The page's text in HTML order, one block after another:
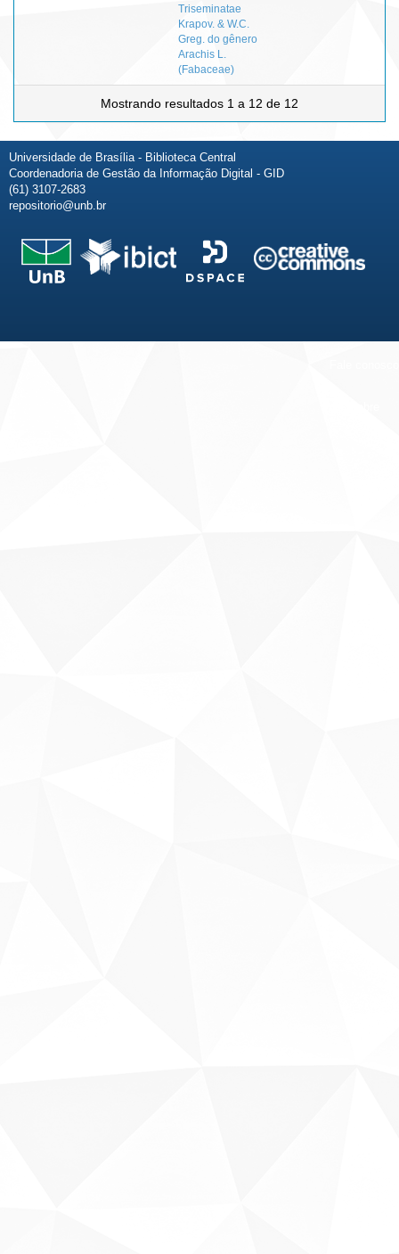
Triseminatae
Krapov. & W.C.
Greg. do gênero
Arachis L.
(Fabaceae)
Mostrando resultados 1 a 12 de 12
Universidade de Brasília - Biblioteca Central
Coordenadoria de Gestão da Informação Digital - GID
(61) 3107-2683
repositorio@unb.br